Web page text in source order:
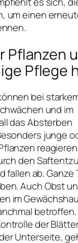
um einen
Pflanzen
Pflege
bei
und im
das Absterben
junge
reagieren
den
fallen ab. Ganze
Auch Obst
im
betroffen.
der
Unterseite,